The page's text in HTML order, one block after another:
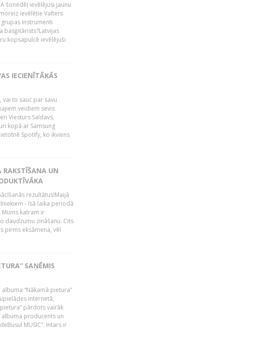
šonedēļ ievēlējusi jaunu
ievēlētie Valters
Instrumenti
basģitārists?Latvijas
kopsapulcē ievēlējuši
IECIENĪTĀKĀS
vai to sauc par savu
veidiem sevis
Viesturs Saldavs,
kopā ar Samsung
Spotify, ko ikviens
RAKSTĪŠANA UN
rezultātus!Maijā
- īsā laika periodā
Mums katram ir
daudzumu zināšanu. Cits
pirms eksāmena, vēl
SAŅĒMIS
“Nākamā pietura”
internetā,
pārdots vairāk
producents un
MUSIC”. Intars ir